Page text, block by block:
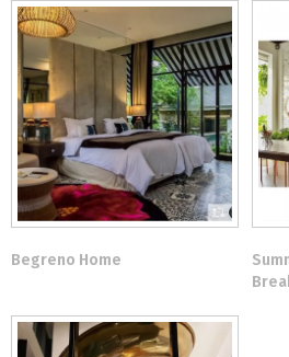
Begreno Home